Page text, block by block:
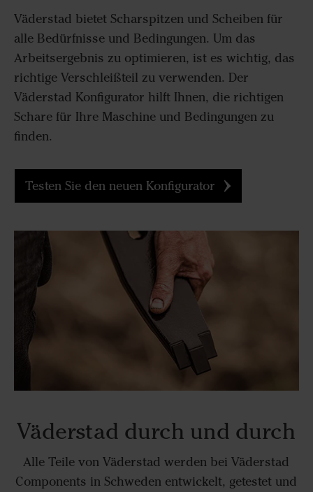
Väderstad bietet Scharspitzen und Scheiben für
alle Bedürfnisse und Bedingungen. Um das
Arbeitsergebnis zu optimieren, ist es wichtig, das
richtige Verschleißteil zu verwenden. Der
Väderstad Konfigurator hilft Ihnen, die richtigen
Schare für Ihre Maschine und Bedingungen zu
finden.
Testen Sie den neuen Konfigurator
Väderstad durch und durch
Alle Teile von Väderstad werden bei Väderstad
Components in Schweden entwickelt, getestet und